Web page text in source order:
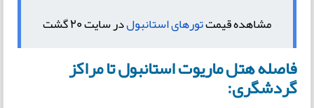
مشاهده قیمتتورهای استانبولدر سایت 20 گشت
فاصله هتل ماریوت استانبول تا مراکز
گردشگری: